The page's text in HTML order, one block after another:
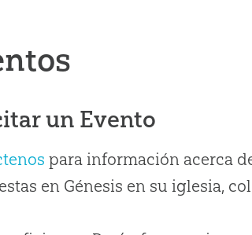
un Evento
para información acerca
en Génesis en su iglesia,